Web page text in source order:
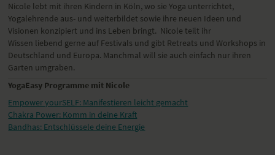
Nicole lebt mit ihren Kindern in Köln, wo sie Yoga unterrichtet,
Yogalehrende aus- und weiterbildet sowie ihre neuen Ideen und
Visionen konzipiert und ins Leben bringt. Nicole teilt ihr
Wissen liebend gerne auf Festivals und gibt Retreats und Workshops in
Deutschland und Europa. Manchmal will sie auch einfach nur ihren
Garten umgraben.
YogaEasy Programme mit Nicole
Empower yourSELF: Manifestieren leicht gemacht
Chakra Power: Komm in deine Kraft
Bandhas: Entschlüssele deine Energie